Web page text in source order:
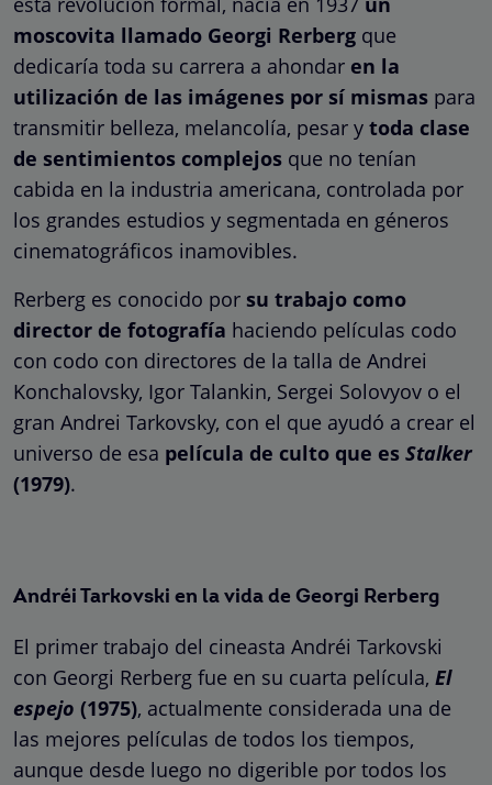
moscovita llamado Georgi Rerberg que
dedicaría toda su carrera a ahondar en la
utilización de las imágenes por sí mismas para
transmitir belleza, melancolía, pesar y toda clase
de sentimientos complejos que no tenían
cabida en la industria americana, controlada por
los grandes estudios y segmentada en géneros
cinematográficos inamovibles.
Rerberg es conocido por su trabajo como
director de fotografía haciendo películas codo
con codo con directores de la talla de Andrei
Konchalovsky, Igor Talankin, Sergei Solovyov o el
gran Andrei Tarkovsky, con el que ayudó a crear el
universo de esa película de culto que es Stalker
(1979).
Andréi Tarkovski en la vida de Georgi Rerberg
El primer trabajo del cineasta Andréi Tarkovski
con Georgi Rerberg fue en su cuarta película, El
espejo (1975), actualmente considerada una de
las mejores películas de todos los tiempos,
aunque desde luego no digerible por todos los